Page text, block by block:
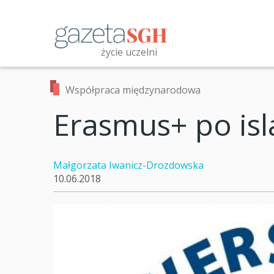
życie uczelni
Przeszukaj witrynę
Współpraca międzynarodowa
Erasmus+ po
Małgorzata Iwanicz-Drozdowska
10.06.2018